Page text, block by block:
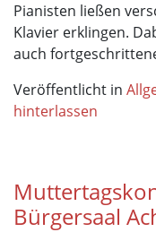
Pianisten ließen
Klavier erklingen.
auch
Veröffentlicht in
hinterlassen
Bürgersaal